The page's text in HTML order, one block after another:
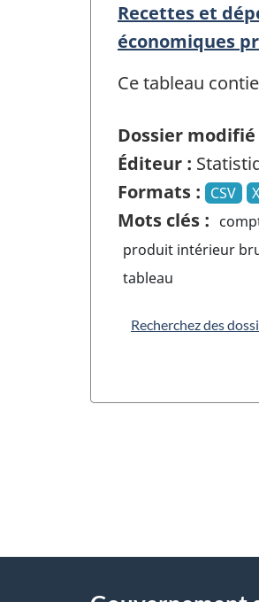
Recettes et
économiques
Ce tableau
Dossier modifié
Éditeur :
Formats : CSV
Mots clés :
produit intérieur
tableau
Recherchez des
D
é